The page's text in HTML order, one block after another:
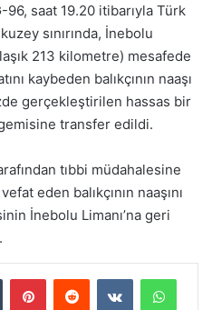
saat 19.20 itibarıyla Türk
sınırında, İnebolu
213 kilometre) mesafede
kaybeden balıkçının naaşı
gerçekleştirilen hassas bir
transfer edildi.
tıbbi müdahalesine
eden balıkçının naaşını
İnebolu Limanı’na geri